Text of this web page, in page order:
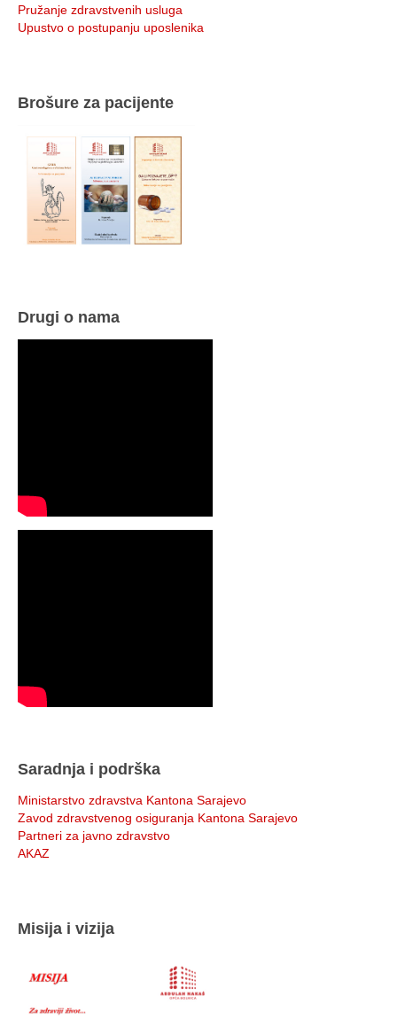
Pružanje zdravstvenih usluga
Upustvo o postupanju uposlenika
Brošure za pacijente
Drugi o nama
Saradnja i podrška
Ministarstvo zdravstva Kantona Sarajevo
Zavod zdravstvenog osiguranja Kantona Sarajevo
Partneri za javno zdravstvo
AKAZ
Misija i vizija